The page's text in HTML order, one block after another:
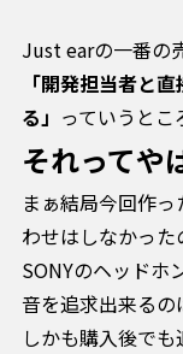
Just earの一番の
「開発担当者と
る」 っていうとこ
それってや
まぁ結局今回作
わせはしなかった
SONYのヘッドホ
音を追求出来るの
しかも購入後で